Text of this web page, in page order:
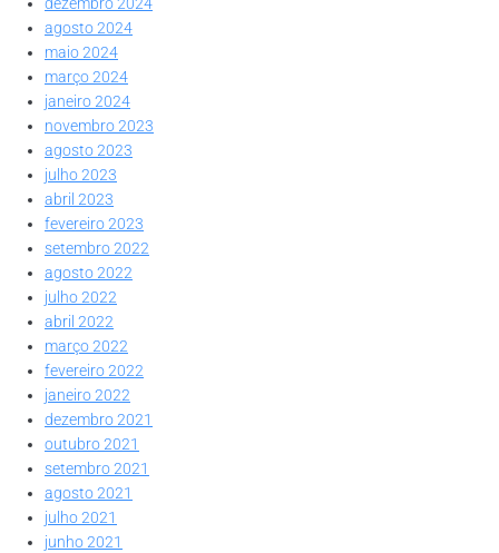
agosto 2024
maio 2024
março 2024
janeiro 2024
novembro 2023
agosto 2023
julho 2023
abril 2023
fevereiro 2023
setembro 2022
agosto 2022
julho 2022
abril 2022
março 2022
fevereiro 2022
janeiro 2022
dezembro 2021
outubro 2021
setembro 2021
agosto 2021
julho 2021
junho 2021